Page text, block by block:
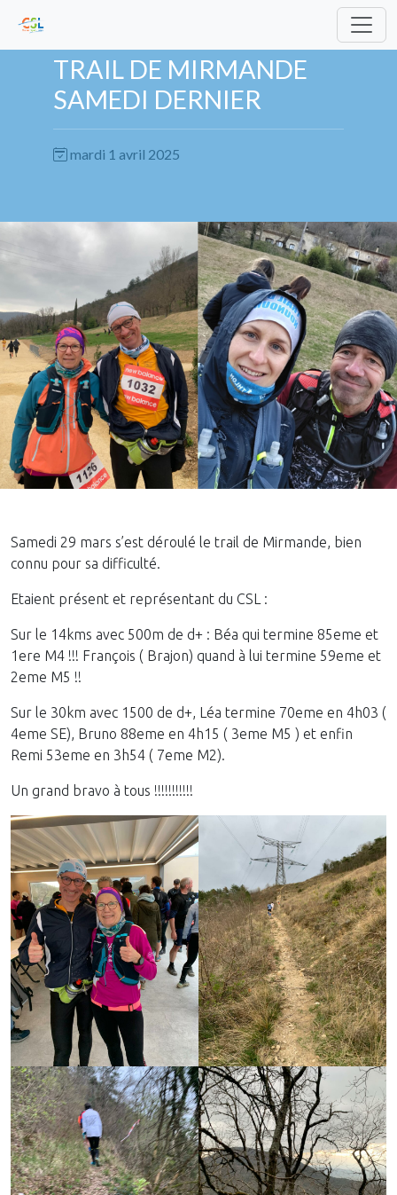
TRAIL DE MIRMANDE
SAMEDI DERNIER
mardi 1 avril 2025
Samedi 29 mars s’est déroulé le trail de Mirmande, bien
connu pour sa difficulté.
Etaient présent et représentant du CSL :
Sur le 14kms avec 500m de d+ : Béa qui termine 85eme et
1ere M4 !!! François ( Brajon) quand à lui termine 59eme et
2eme M5 !!
Sur le 30km avec 1500 de d+, Léa termine 70eme en 4h03 (
4eme SE), Bruno 88eme en 4h15 ( 3eme M5 ) et enfin
Remi 53eme en 3h54 ( 7eme M2).
Un grand bravo à tous !!!!!!!!!!!